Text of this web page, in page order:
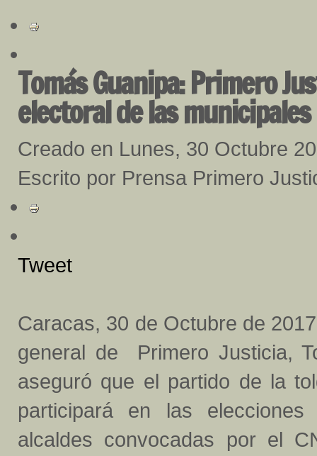
Tomás Guanipa: Primero
electoral de las municipales
Creado en Lunes, 30 Octubre
Escrito por Prensa Primero
Tweet
Caracas, 30 de Octubre de
general de Primero Justicia,
aseguró que el partido de la
participará en las elecciones
alcaldes convocadas por el